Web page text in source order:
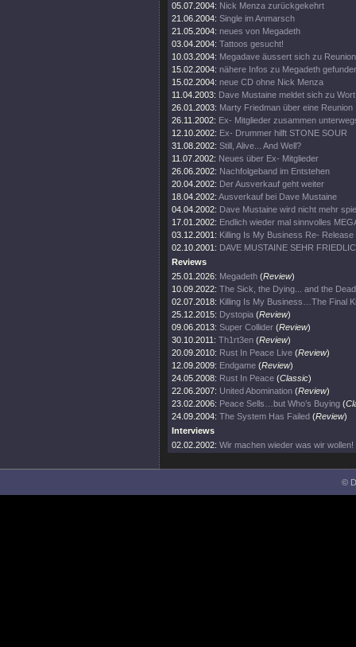
05.07.2004: Nick Menza zurückgekehrt
21.06.2004: Single im Anmarsch
21.05.2004: neues von Megadeth
03.04.2004: Tattoos gesucht!
10.03.2004: Megadave äussert sich zu Reunion
15.02.2004: nähere Infos zu Megadeth
15.02.2004: neue CD ohne Nick Menza
11.04.2003: Dave Mustaine meldet sich zu Wort
26.01.2003: Marty Friedman über eine Reunion
26.11.2002: Ex- Mitglieder zusammen
12.10.2002: Ex- Drummer hilft STONE SOUR
31.08.2002: Still, Alive... And Well?
11.07.2002: Neues über Ex- Mitglieder
26.06.2002: Nachfolgeband im Entstehen
20.04.2002: Der Ausverkauf geht weiter
18.04.2002: Ausverkauf bei Dave Mustaine
04.04.2002: Dave Mustaine wird nicht mehr
17.01.2002: Endlich wieder mal sinnvolles
03.12.2001: Killing Is My Business Re- Release
02.10.2001: DAVE MUSTAINE SEHR
Reviews
25.01.2026: Megadeth (Review)
10.09.2022: The Sick, the Dying... and the
02.07.2018: Killing Is My Business…The Final
25.12.2015: Dystopia (Review)
09.06.2013: Super Collider (Review)
30.10.2011: Th1rt3en (Review)
20.09.2010: Rust In Peace Live (Review)
12.09.2009: Endgame (Review)
24.05.2008: Rust In Peace (Classic)
22.06.2007: United Abomination (Review)
23.02.2006: Peace Sells…but Who’s Buying (
24.09.2004: The System Has Failed (Review)
Interviews
02.02.2002: Wir machen wieder was wir wollen!
©